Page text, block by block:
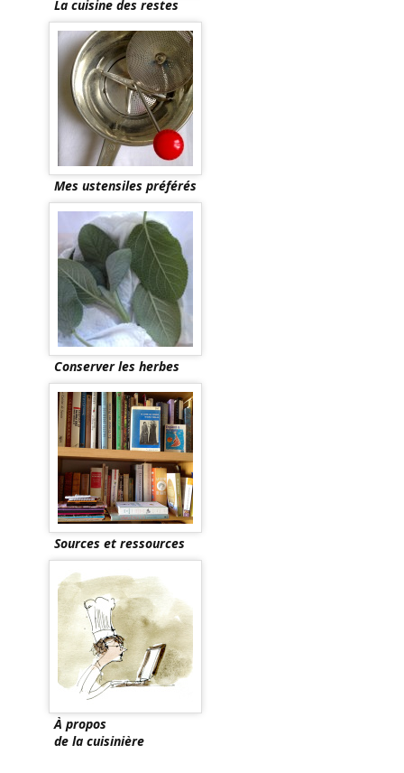
La cuisine des restes
Mes ustensiles préférés
Conserver les herbes
Sources et ressources
À propos
de la cuisinière